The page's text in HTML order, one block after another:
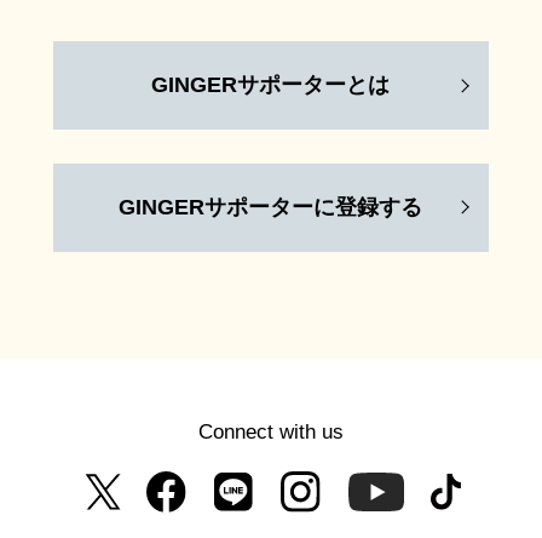
GINGERサポーターとは
GINGERサポーターに登録する
Connect with us